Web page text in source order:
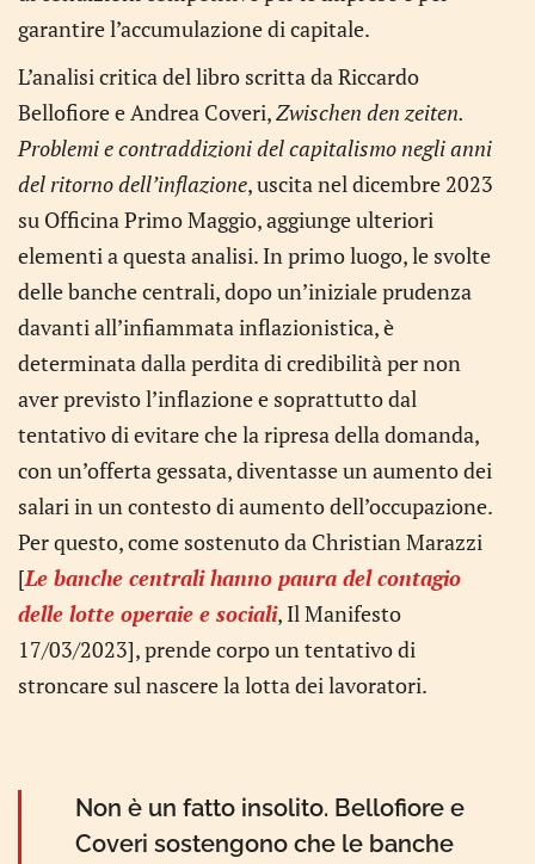
garantire l’accumulazione di capitale.
L’analisi critica del libro scritta da Riccardo
Bellofiore e Andrea Coveri,Zwischen den zeiten.
Problemi e contraddizioni del capitalismo negli anni
del ritorno dell’inflazione, uscita nel dicembre 2023
su Officina Primo Maggio, aggiunge ulteriori
elementi a questa analisi. In primo luogo, le svolte
delle banche centrali, dopo un’iniziale prudenza
davanti all’infiammata inflazionistica, è
determinata dalla perdita di credibilità per non
aver previsto l’inflazione e soprattutto dal
tentativo di evitare che la ripresa della domanda,
con un’offerta gessata, diventasse un aumento dei
salari in un contesto di aumento dell’occupazione.
Per questo, come sostenuto da Christian Marazzi
[Le banche centrali hanno paura del contagio
delle lotte operaie e sociali, Il Manifesto
17/03/2023], prende corpo un tentativo di
stroncare sul nascere la lotta dei lavoratori.
Non è un fatto insolito. Bellofiore e
Coveri sostengono che le banche